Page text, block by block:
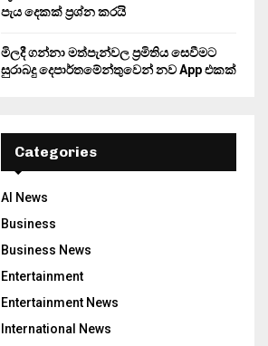
පැය දෙකක් ප්‍රශ්න කරයි
මිලදී ගන්නා මත්පැන්වල ප්‍රමිතිය සෙවීමට
සුරාබදු දෙපාර්තමේන්තුවෙන් නව App එකක්
Categories
AI News
Business
Business News
Entertainment
Entertainment News
International News